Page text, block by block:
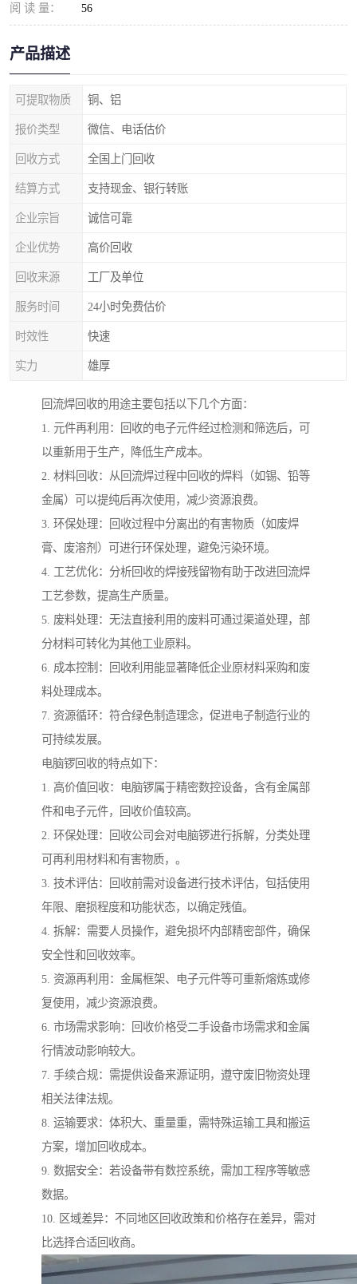
阅 读 量： 56
产品描述
可提取物质 铜、铝
报价类型 微信、电话估价
回收方式 全国上门回收
结算方式 支持现金、银行转账
企业宗旨 诚信可靠
企业优势 高价回收
回收来源 工厂及单位
服务时间 24小时免费估价
时效性 快速
实力 雄厚
回流焊回收的用途主要包括以下几个方面：
1. 元件再利用：回收的电子元件经过检测和筛选后，可
以重新用于生产，降低生产成本。
2. 材料回收：从回流焊过程中回收的焊料（如锡、铅等
金属）可以提纯后再次使用，减少资源浪费。
3. 环保处理：回收过程中分离出的有害物质（如废焊
膏、废溶剂）可进行环保处理，避免污染环境。
4. 工艺优化：分析回收的焊接残留物有助于改进回流焊
工艺参数，提高生产质量。
5. 废料处理：无法直接利用的废料可通过渠道处理，部
分材料可转化为其他工业原料。
6. 成本控制：回收利用能显著降低企业原材料采购和废
料处理成本。
7. 资源循环：符合绿色制造理念，促进电子制造行业的
可持续发展。
电脑锣回收的特点如下：
1. 高价值回收：电脑锣属于精密数控设备，含有金属部
件和电子元件，回收价值较高。
2. 环保处理：回收公司会对电脑锣进行拆解，分类处理
可再利用材料和有害物质，。
3. 技术评估：回收前需对设备进行技术评估，包括使用
年限、磨损程度和功能状态，以确定残值。
4. 拆解：需要人员操作，避免损坏内部精密部件，确保
安全性和回收效率。
5. 资源再利用：金属框架、电子元件等可重新熔炼或修
复使用，减少资源浪费。
6. 市场需求影响：回收价格受二手设备市场需求和金属
行情波动影响较大。
7. 手续合规：需提供设备来源证明，遵守废旧物资处理
相关法律法规。
8. 运输要求：体积大、重量重，需特殊运输工具和搬运
方案，增加回收成本。
9. 数据安全：若设备带有数控系统，需加工程序等敏感
数据。
10. 区域差异：不同地区回收政策和价格存在差异，需对
比选择合适回收商。